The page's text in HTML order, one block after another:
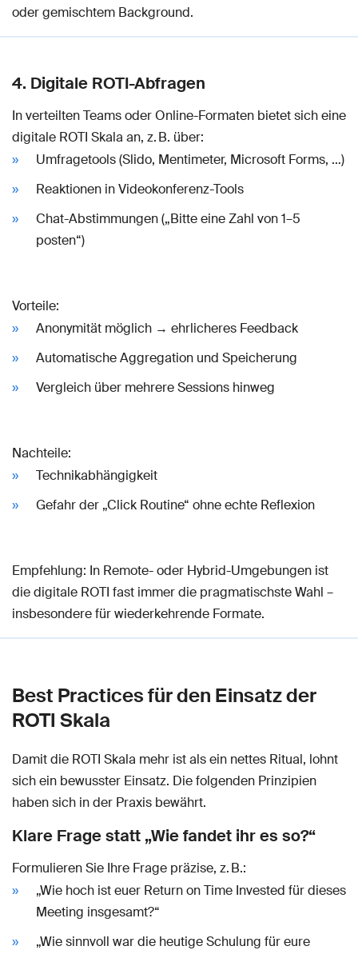
oder gemischtem Background.
4. Digitale ROTI-Abfragen
In verteilten Teams oder Online-Formaten bietet sich eine
digitale ROTI Skala an, z. B. über:
Umfragetools (Slido, Mentimeter, Microsoft Forms, …)
Reaktionen in Videokonferenz-Tools
Chat-Abstimmungen („Bitte eine Zahl von 1–5
posten“)
Vorteile:
Anonymität möglich → ehrlicheres Feedback
Automatische Aggregation und Speicherung
Vergleich über mehrere Sessions hinweg
Nachteile:
Technikabhängigkeit
Gefahr der „Click Routine“ ohne echte Reflexion
Empfehlung: In Remote- oder Hybrid-Umgebungen ist
die digitale ROTI fast immer die pragmatischste Wahl –
insbesondere für wiederkehrende Formate.
Best Practices für den Einsatz der
ROTI Skala
Damit die ROTI Skala mehr ist als ein nettes Ritual, lohnt
sich ein bewusster Einsatz. Die folgenden Prinzipien
haben sich in der Praxis bewährt.
Klare Frage statt „Wie fandet ihr es so?“
Formulieren Sie Ihre Frage präzise, z. B.:
„Wie hoch ist euer Return on Time Invested für dieses
Meeting insgesamt?“
„Wie sinnvoll war die heutige Schulung für eure